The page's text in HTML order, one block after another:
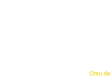
Creu